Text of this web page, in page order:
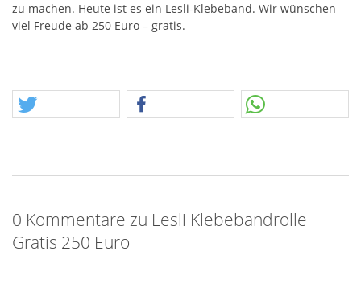
zu machen. Heute ist es ein Lesli-Klebeband. Wir wünschen
viel Freude ab 250 Euro – gratis.
0 Kommentare zu Lesli Klebebandrolle
Gratis 250 Euro